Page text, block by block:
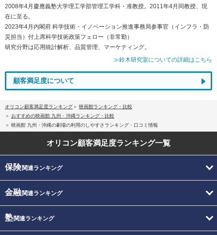
2008年4月慶應義塾大学理工学部管理工学科・准教授。2011年4月同教授、現
在に至る。
2023年4月内閣府 科学技術・イノベーション推進事務局参事官（インフラ・防
災担当）付上席科学技術政策フェロー（非常勤）
研究分野は応用統計解析、品質管理、マーケティング。
≫鈴木研究室についての詳細はこちら
顧客満足度について
オリコン顧客満足度ランキング
映画館ランキング・比較
おすすめの映画館 九州・沖縄ランキング・比較
映画館 九州・沖縄の劇場の利用のしやすさランキング・口コミ情報
オリコン顧客満足度ランキング一覧
保険関連ランキング
金融関連ランキング
塾関連ランキング